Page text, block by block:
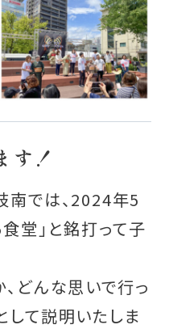
す！
南では、2024年5
堂」と銘打って子
どんな思いで行っ
て説明いたしま